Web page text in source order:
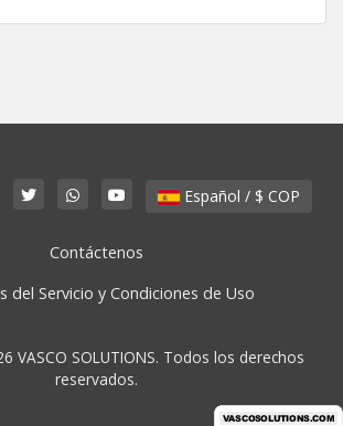
Español / $ COP
Contáctenos
del Servicio y Condiciones de Uso
VASCO SOLUTIONS. Todos los derechos
reservados.